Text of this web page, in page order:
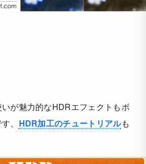
が魅力的なHDRエフェクトもボ
、 HDR加工のチュートリアルも